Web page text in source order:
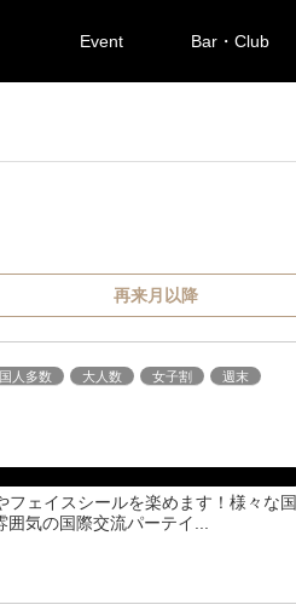
Event Bar・Club
再来月以降
人多数 大人数 女子割
週末
フェイスシールを楽めます！様々な国
気の国際交流パーテイ...